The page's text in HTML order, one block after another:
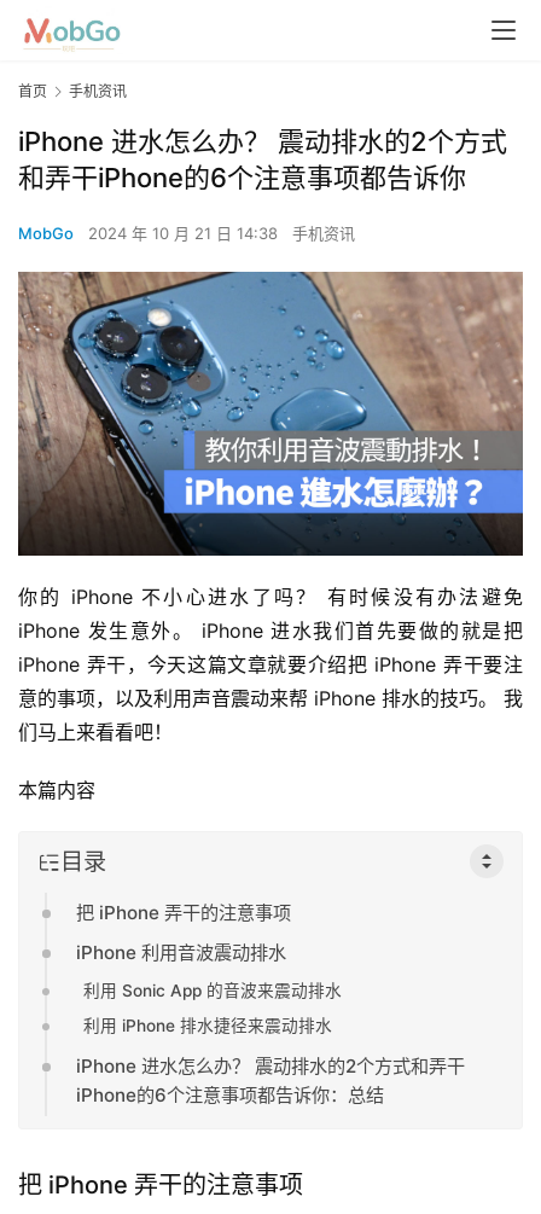
首页 手机资讯
iPhone 进水怎么办？ 震动排水的2个方式
和弄干iPhone的6个注意事项都告诉你
MobGo 2024 年 10 月 21 日 14:38 手机资讯
你的 iPhone 不小心进水了吗？ 有时候没有办法避免
iPhone 发生意外。 iPhone 进水我们首先要做的就是把
iPhone 弄干，今天这篇文章就要介绍把 iPhone 弄干要注
意的事项，以及利用声音震动来帮 iPhone 排水的技巧。 我
们马上来看看吧！
本篇内容
目录
把 iPhone 弄干的注意事项
iPhone 利用音波震动排水
利用 Sonic App 的音波来震动排水
利用 iPhone 排水捷径来震动排水
iPhone 进水怎么办？ 震动排水的2个方式和弄干
iPhone的6个注意事项都告诉你：总结
把 iPhone 弄干的注意事项